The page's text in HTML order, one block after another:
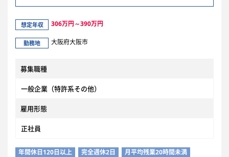
想定年収 306万円～390万円
勤務地 大阪府大阪市
募集職種
一般企業（特許系その他）
雇用形態
正社員
年間休日120日以上 完全週休2日
月平均残業20時間未満